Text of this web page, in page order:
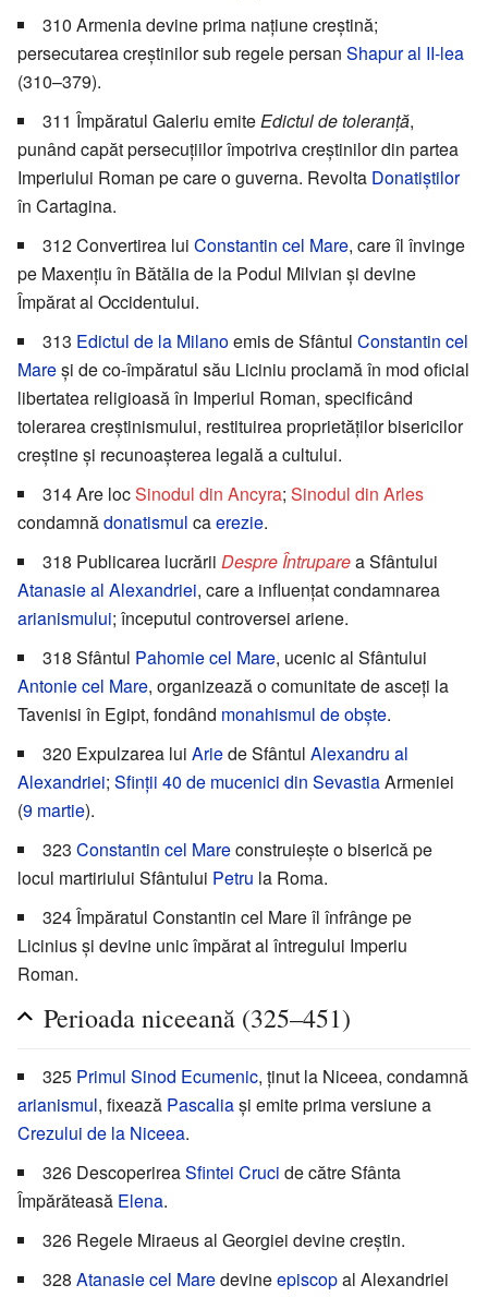
310 Armenia devine prima națiune creștină;
persecutarea creștinilor sub regele persan Shapur al II-lea
(310–379).
311 Împăratul Galeriu emite Edictul de toleranță,
punând capăt persecuțiilor împotriva creștinilor din partea
Imperiului Roman pe care o guverna. Revolta Donatiștilor
în Cartagina.
312 Convertirea lui Constantin cel Mare, care îl învinge
pe Maxențiu în Bătălia de la Podul Milvian și devine
Împărat al Occidentului.
313 Edictul de la Milanoemis de Sfântul Constantin cel
Mareși de co-împăratul său Liciniu proclamă în mod oficial
libertatea religioasă în Imperiul Roman, specificând
tolerarea creștinismului, restituirea proprietăților bisericilor
creștine și recunoașterea legală a cultului.
314 Are locSinodul din Ancyra; Sinodul din Arles
condamnădonatismul caerezie.
318 Publicarea lucrării Despre Întruparea Sfântului
Atanasie al Alexandriei, care a influențat condamnarea
arianismului; începutul controversei ariene.
318 Sfântul Pahomie cel Mare, ucenic al Sfântului
Antonie cel Mare, organizează o comunitate de asceți la
Tavenisi în Egipt, fondând monahismul de obște.
320 Expulzarea lui Ariede Sfântul Alexandru al
Alexandriei; Sfinții 40 de mucenici din SevastiaArmeniei
(9 martie).
323 Constantin cel Mareconstruiește o biserică pe
locul martiriului Sfântului Petru la Roma.
324 Împăratul Constantin cel Mare îl înfrânge pe
Licinius și devine unic împărat al întregului Imperiu
Roman.
Perioada niceeană (325–451)
325 Primul Sinod Ecumenic, ținut la Niceea, condamnă
arianismul, fixează Pascaliași emite prima versiune a
Crezului de la Niceea.
326 DescoperireaSfintei Cruci de către Sfânta
Împărăteasă Elena.
326 Regele Miraeus al Georgiei devine creștin.
328 Atanasie cel Maredevineepiscopal Alexandriei